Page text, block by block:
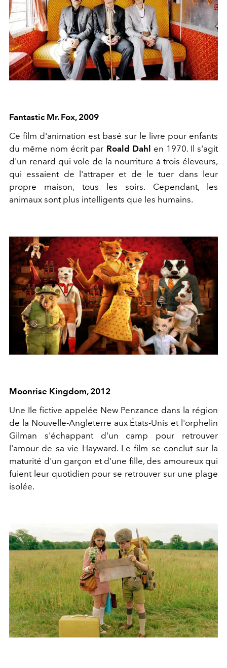
Fantastic Mr. Fox, 2009
Ce film d'animation est basé sur le livre pour enfants
du même nom écrit par Roald Dahl en 1970. Il s'agit
d'un renard qui vole de la nourriture à trois éleveurs,
qui essaient de l'attraper et de le tuer dans leur
propre maison, tous les soirs. Cependant, les
animaux sont plus intelligents que les humains.
Moonrise Kingdom, 2012
Une île fictive appelée New Penzance dans la région
de la Nouvelle-Angleterre aux États-Unis et l'orphelin
Gilman s'échappant d'un camp pour retrouver
l'amour de sa vie Hayward. Le film se conclut sur la
maturité d'un garçon et d'une fille, des amoureux qui
fuient leur quotidien pour se retrouver sur une plage
isolée.